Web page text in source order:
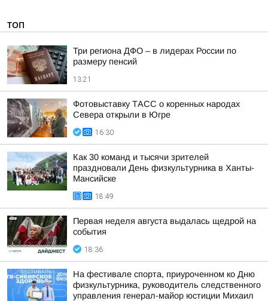
ТОП
Три региона ДФО – в лидерах России по
размеру пенсий
13:21
Фотовыставку ТАСС о коренных народах
Севера открыли в Югре
16:30
Как 30 команд и тысячи зрителей
праздновали День физкультурника в Ханты-
Мансийске
18:49
Первая неделя августа выдалась щедрой на
события
18:36
На фестивале спорта, приуроченном ко Дню
физкультурника, руководитель следственного
управления генерал-майор юстиции Михаил